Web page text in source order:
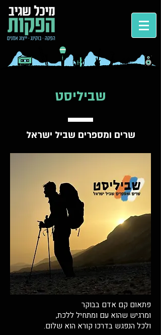
שביליסט
שרים ומספרים שביל ישראל
פתאום קם אדם בבוקר
ומרגיש שהוא עם ומתחיל ללכת,
ולכל הנפגש בדרכו קורא הוא שלום.